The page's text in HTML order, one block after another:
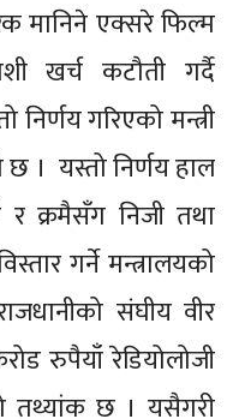
मानिने एक्सरे फिल्म
खर्च कटौती गर्दै
निर्णय गरिएको मन्त्री
। यस्तो निर्णय हाल
क्रमैसँग निजी तथा
गर्ने मन्त्रालयको
संघीय वीर
रुपैयाँ रेडियोलोजी
तथ्यांक छ । यसैगरी